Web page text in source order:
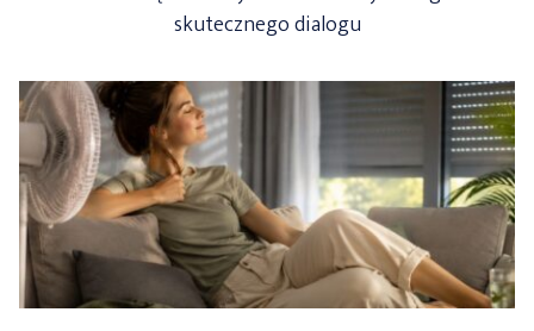
skutecznego dialogu